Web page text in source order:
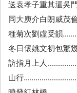
送袁孝子重其還吳門
同大庾介白朗威茂
種菊次劉虛受韻
冬日懷姚文初包驚
訪指月上人
山行